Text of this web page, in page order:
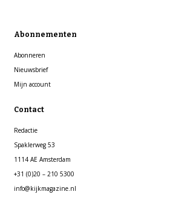
Abonnementen
Abonneren
Nieuwsbrief
Mijn account
Contact
Redactie
Spaklerweg 53
1114 AE Amsterdam
+31 (0)20 – 210 5300
info@kijkmagazine.nl